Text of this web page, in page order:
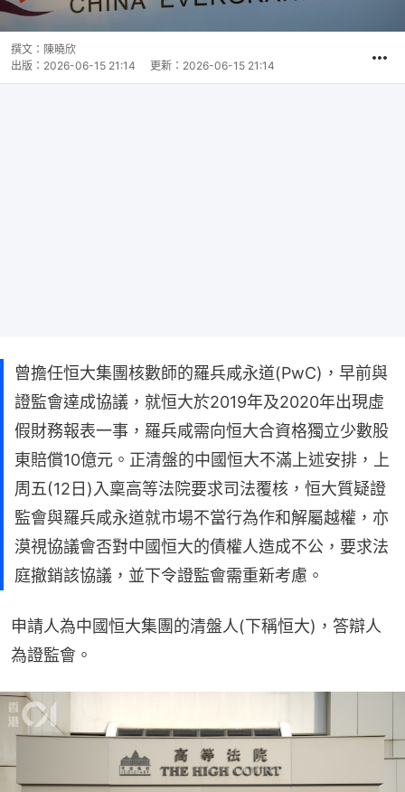
撰文： 陳曉欣
出版： 2026-06-15 21:14 更新： 2026-06-15 21:14
曾擔任恒大集團核數師的羅兵咸永道(PwC)，早前與
證監會達成協議，就恒大於2019年及2020年出現虛
假財務報表一事，羅兵咸需向恒大合資格獨立少數股
東賠償10億元。正清盤的中國恒大不滿上述安排，上
周五(12日)入稟高等法院要求司法覆核，恒大質疑證
監會與羅兵咸永道就市場不當行為作和解屬越權，亦
漠視協議會否對中國恒大的債權人造成不公，要求法
庭撤銷該協議，並下令證監會需重新考慮。
申請人為中國恒大集團的清盤人(下稱恒大)，答辯人
為證監會。